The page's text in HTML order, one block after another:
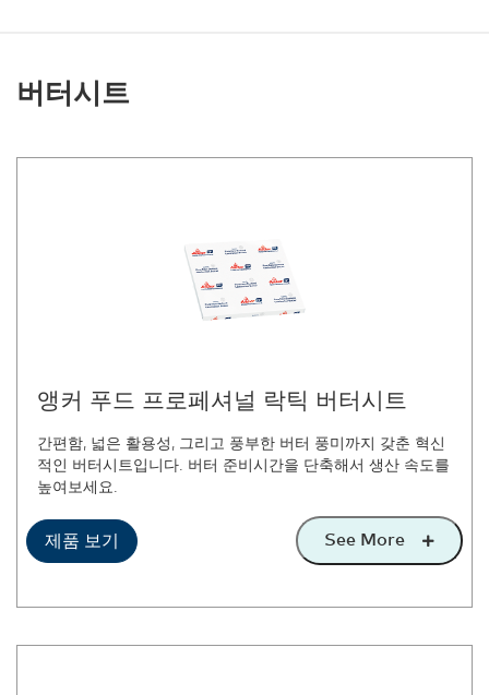
버터시트
앵커 푸드 프로페셔널 락틱 버터시트
간편함, 넓은 활용성, 그리고 풍부한 버터 풍미까지 갖춘 혁신
적인 버터시트입니다. 버터 준비시간을 단축해서 생산 속도를
높여보세요.
제품 보기 See More